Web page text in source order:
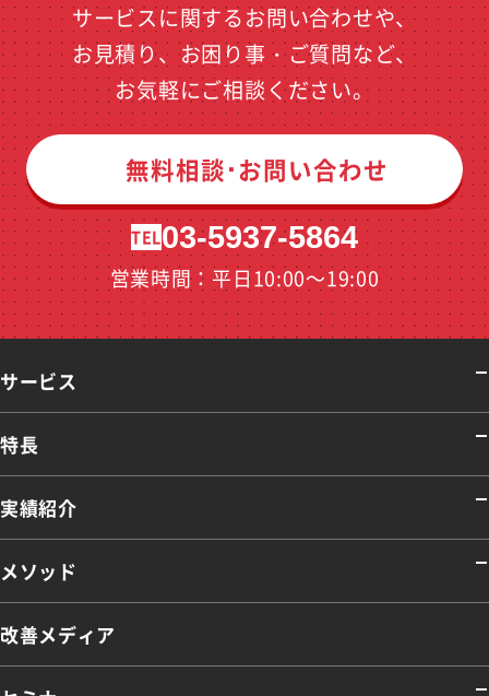
サービスに関するお問い合わせや、
お見積り、お困り事・ご質問など、
お気軽にご相談ください。
無料相談･お問い合わせ
TEL03-5937-5864
営業時間：平日10:00～19:00
サービス
特長
実績紹介
メソッド
改善メディア